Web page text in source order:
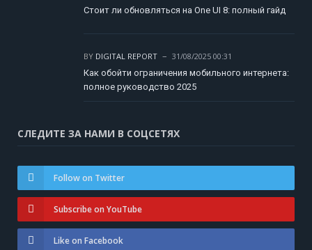
Стоит ли обновляться на One UI 8: полный гайд
BY DIGITAL REPORT
31/08/2025 00:31
Как обойти ограничения мобильного интернета:
полное руководство 2025
СЛЕДИТЕ ЗА НАМИ В СОЦСЕТЯХ
Follow on Twitter
Subscribe on YouTube
Like on Facebook